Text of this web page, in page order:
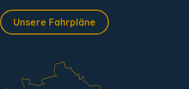
Unsere Fahrpläne